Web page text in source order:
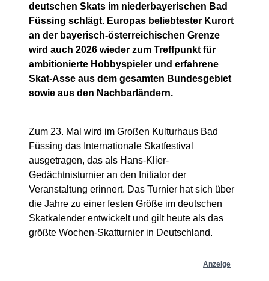
deutschen Skats im niederbayerischen Bad
Füssing schlägt. Europas beliebtester Kurort
an der bayerisch-österreichischen Grenze
wird auch 2026 wieder zum Treffpunkt für
ambitionierte Hobbyspieler und erfahrene
Skat-Asse aus dem gesamten Bundesgebiet
sowie aus den Nachbarländern.
Zum 23. Mal wird im Großen Kulturhaus Bad
Füssing das Internationale Skatfestival
ausgetragen, das als Hans-Klier-
Gedächtnisturnier an den Initiator der
Veranstaltung erinnert. Das Turnier hat sich über
die Jahre zu einer festen Größe im deutschen
Skatkalender entwickelt und gilt heute als das
größte Wochen-Skatturnier in Deutschland.
Anzeige